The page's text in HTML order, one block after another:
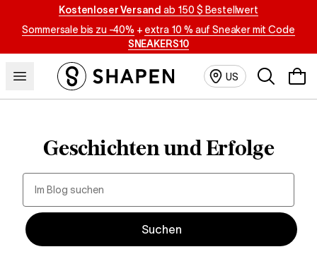
Kostenloser Versand ab 150 $ Bestellwert
Sommersale bis zu -40% + extra 10 % auf Sneaker mit Code
SNEAKERS10
US Suchen
Geschichten und Erfolge